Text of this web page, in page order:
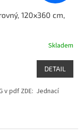
120x360 cm,
Skladem
DETAIL
v pdf ZDE: Jednací